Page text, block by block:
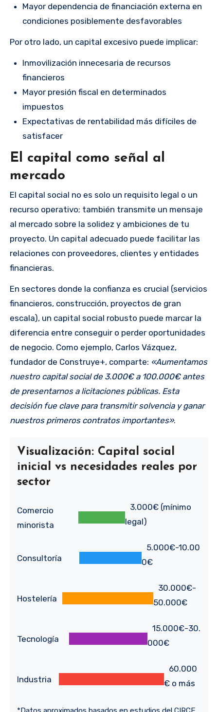
Mayor dependencia de financiación externa en
condiciones posiblemente desfavorables
Por otro lado, un capital excesivo puede implicar:
Inmovilización innecesaria de recursos
financieros
Mayor presión fiscal en determinados
impuestos
Expectativas de rentabilidad más difíciles de
satisfacer
El capital como señal al
mercado
El capital social no es solo un requisito legal o un
recurso operativo; también transmite un mensaje
al mercado sobre la solidez y ambiciones de tu
proyecto. Un capital adecuado puede facilitar las
relaciones con proveedores, clientes y entidades
financieras.
En sectores donde la confianza es crucial (servicios
financieros, construcción, proyectos de gran
escala), un capital social robusto puede marcar la
diferencia entre conseguir o perder oportunidades
de negocio. Como ejemplo, Carlos Vázquez,
fundador de Construye+, comparte: «Aumentamos
nuestro capital social de 3.000€ a 100.000€ antes
de presentarnos a licitaciones públicas. Esta
decisión fue clave para transmitir solvencia y ganar
nuestros primeros contratos importantes».
Visualización: Capital social
inicial vs necesidades reales por
sector
Comercio
minorista
3.000€ (mínimo
legal)
Consultoría
5.000€-10.00
0€
Hostelería
30.000€-
50.000€
Tecnología
15.000€-30.
000€
Industria
60.000
€ o más